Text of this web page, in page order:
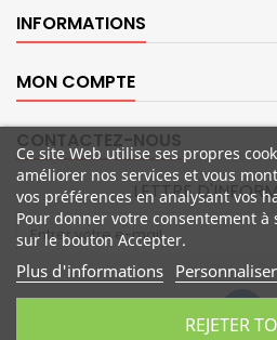
INFORMATIONS
MON COMPTE
CONTACTEZ-NOUS
LETTRE
Ce site Web utilise ses propres
améliorer nos services et vous
vos préférences en analysant vos
Pour donner votre consentement
sur le bouton Accepter.
Plus d'informations
REJETER